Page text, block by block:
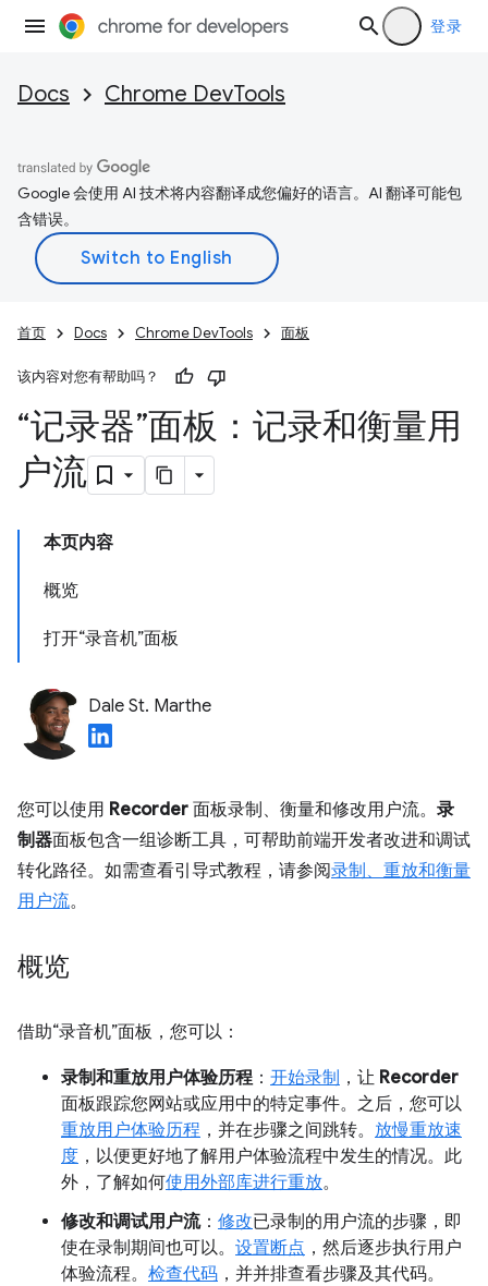
登录
Docs Chrome DevTools
Google 会使用 AI 技术将内容翻译成您偏好的语言。AI 翻译可能包
含错误。
首页 Docs Chrome DevTools 面板
该内容对您有帮助吗？
“记录器”面板：记录和衡量用
户流
本页内容
概览
打开“录音机”面板
Dale St. Marthe
您可以使用 Recorder 面板录制、衡量和修改用户流。 录
制器面板包含一组诊断工具，可帮助前端开发者改进和调试
转化路径。如需查看引导式教程，请参阅录制、重放和衡量
用户流。
概览
借助“录音机”面板，您可以：
录制和重放用户体验历程： 开始录制 ，让 Recorder
面板跟踪您网站或应用中的特定事件。之后，您可以
重放用户体验历程 ，并在步骤之间跳转。 放慢重放速
度 ，以便更好地了解用户体验流程中发生的情况。此
外，了解如何使用外部库进行重放。
修改和调试用户流： 修改已录制的用户流的步骤，即
使在录制期间也可以。 设置断点 ，然后逐步执行用户
体验流程。 检查代码 ，并并排查看步骤及其代码。